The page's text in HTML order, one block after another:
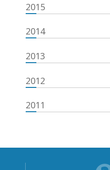
2015
2014
2013
2012
2011